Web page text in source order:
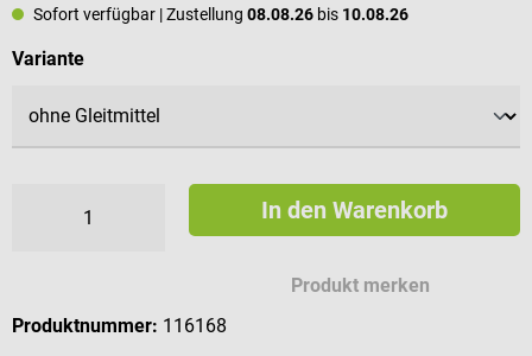
Sofort verfügbar | Zustellung 08.08.26 bis 10.08.26
Varianteauswählen
In den Warenkorb
Produkt merken
Produktnummer: 116168